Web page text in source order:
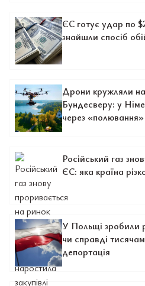
ЄС готує удар по
знайшли спосіб
Дрони кружляли
Бундесверу: у
через
Російський газ
ЄС: яка країна
У Польщі зробили
чи справді
депортація